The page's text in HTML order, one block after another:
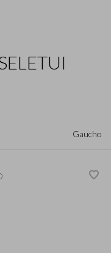
R
Gaucho